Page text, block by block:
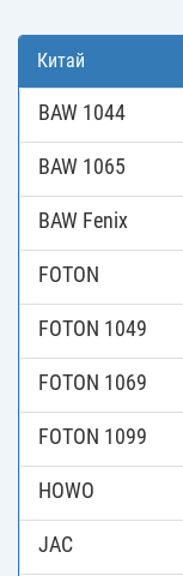
Китай
BAW 1044
BAW 1065
BAW Fenix
FOTON
FOTON 1049
FOTON 1069
FOTON 1099
HOWO
JAC